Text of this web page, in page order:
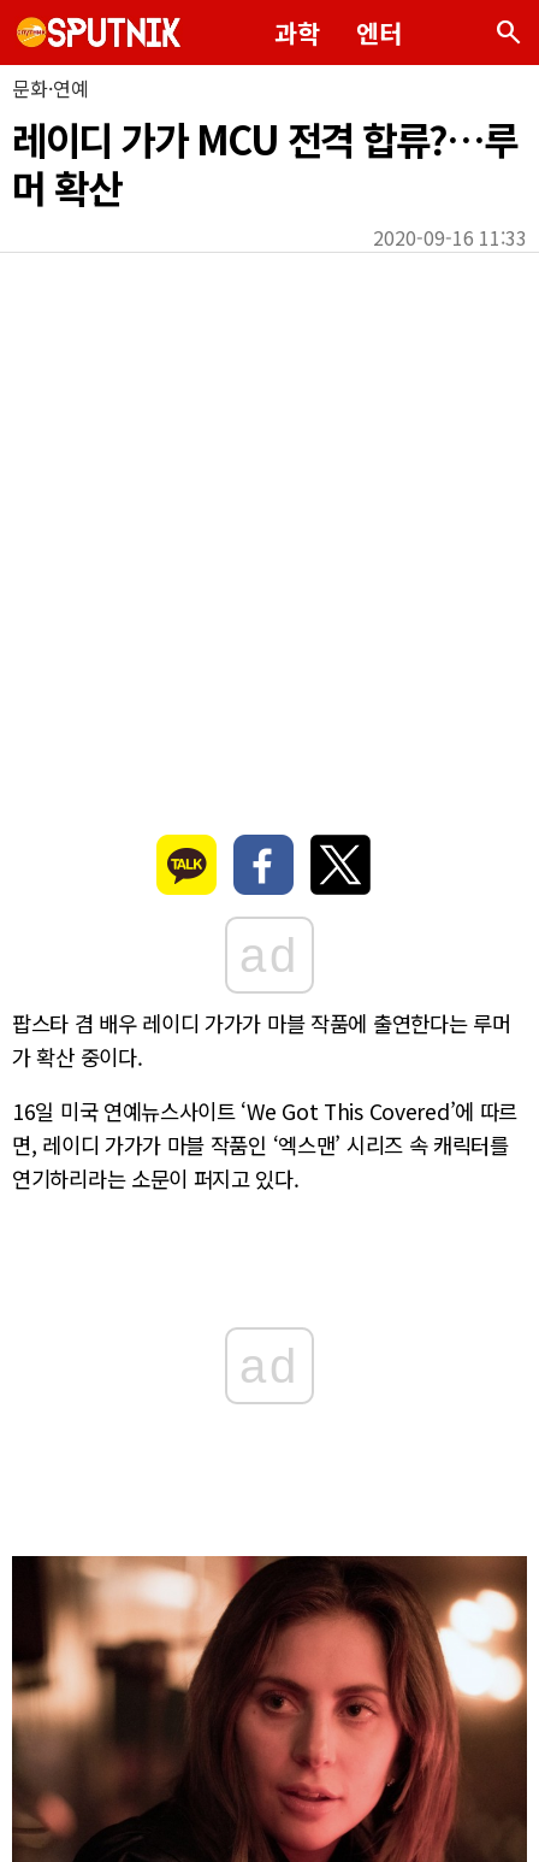
과학 엔터 search
문화·연예
레이디 가가 MCU 전격 합류?…루
머 확산
2020-09-16 11:33
ad
팝스타 겸 배우 레이디 가가가 마블 작품에 출연한다는 루머
가 확산 중이다.
16일 미국 연예뉴스사이트 ‘We Got This Covered’에 따르
면, 레이디 가가가 마블 작품인 ‘엑스맨’ 시리즈 속 캐릭터를
연기하리라는 소문이 퍼지고 있다.
ad